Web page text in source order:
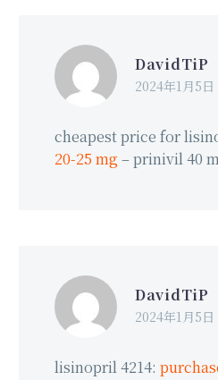
DavidTiP
2024年1月5
cheapest price for
20-25 mg – prinivil 40
DavidTiP
2024年1月5
lisinopril 4214: